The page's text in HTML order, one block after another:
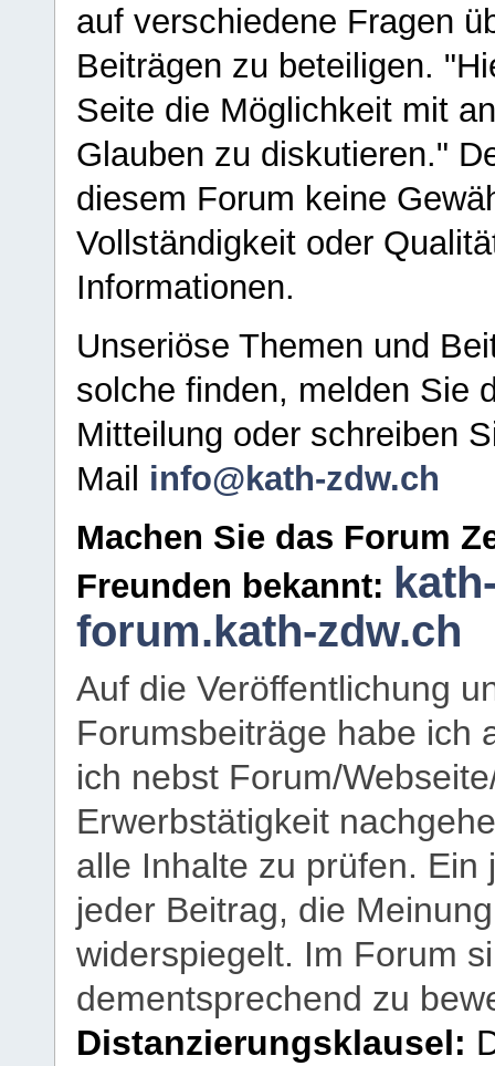
auf verschiedene Fragen
Beiträgen zu beteiligen.
Seite die Möglichkeit mit
Glauben zu diskutieren."
diesem Forum keine
Vollständigkeit oder
Informationen.
Unseriöse Themen und
solche finden, melden Sie
Mitteilung oder schreiben
Mail info@kath-zdw.ch
Machen Sie das Forum
Freunden bekannt:
forum.kath-zdw.ch
Auf die Veröffentlichung
Forumsbeiträge habe ich
ich nebst Forum/
Erwerbstätigkeit
alle Inhalte zu prüfen.
jeder Beitrag, die
widerspiegelt. Im Forum
dementsprechend zu
Distanzierungsklausel: